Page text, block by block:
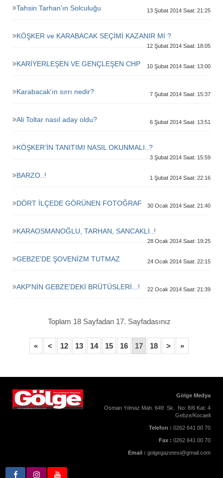
Tahsin Tarhan'ın Solculuğu 13 Şubat 2014 Saat: 21:25
KÖŞKER ve KARABACAK SEÇİMİ KAZANIR MI ?
12 Şubat 2014 Saat: 18:05
KARİYERLEŞEN VE GENÇLEŞEN CHP 10 Şubat 2014 Saat: 13:00
Karabacak'ın sırrı nedir? 7 Şubat 2014 Saat: 15:37
Ali Toltar nasıl aday oldu? 6 Şubat 2014 Saat: 13:51
KÖŞKER’İN TANITIMI NASIL OKUNMALI..?
3 Şubat 2014 Saat: 15:59
BARZO..! 1 Şubat 2014 Saat: 22:16
DÖRT İLÇEDE GÖRÜNEN FOTOĞRAF 30 Ocak 2014 Saat: 21:40
KARAOSMANOĞLU, TARHAN, SANCAKLI..!
28 Ocak 2014 Saat: 19:25
GEBZE'DE ŞOVENİZM TUTMAZ 24 Ocak 2014 Saat: 22:15
AKP'NİN GEBZE'DEKİ BRÜTÜSLERİ...! 22 Ocak 2014 Saat: 21:39
Toplam 18 Sayfadan 17. Sayfadasınız
« < 12 13 14 15 16 17 18 > »
Gölge Medya
Osman Yılmaz Mah. 649 Sk. No: 8/6 Kat: 4
Gebze/Kocaeli
Telefon : 0262 641 00 70
Fax : 0262 641 00 70
Email : golgegazetesi@gmail.com